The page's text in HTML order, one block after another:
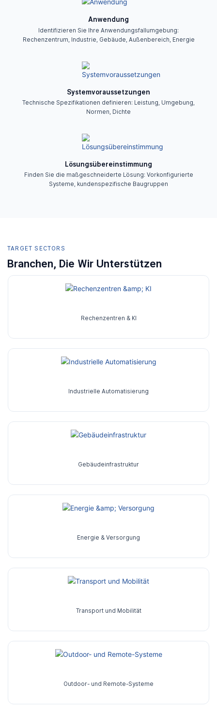
Anwendung
Identifizieren Sie Ihre Anwendungsfallumgebung:
Rechenzentrum, Industrie, Gebäude, Außenbereich, Energie
Systemvoraussetzungen
Technische Spezifikationen definieren: Leistung, Umgebung,
Normen, Dichte
Lösungsübereinstimmung
Finden Sie die maßgeschneiderte Lösung: Vorkonfigurierte
Systeme, kundenspezifische Baugruppen
TARGET SECTORS
Branchen, Die Wir Unterstützen
Rechenzentren & KI
Industrielle Automatisierung
Gebäudeinfrastruktur
Energie & Versorgung
Transport und Mobilität
Outdoor- und Remote-Systeme